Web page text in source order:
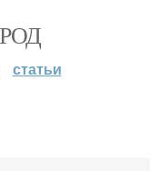
статьи